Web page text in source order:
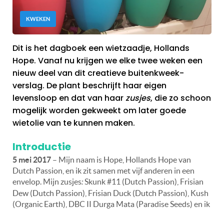
KWEKEN
Dit is het dagboek een wietzaadje, Hollands
Hope. Vanaf nu krijgen we elke twee weken een
nieuw deel van dit creatieve buitenkweek-
verslag. De plant beschrijft haar eigen
levensloop en dat van haarzusjes, die zo schoon
mogelijk worden gekweekt om later goede
wietolie van te kunnen maken.
Introductie
5 mei 2017 – Mijn naam is Hope, Hollands Hope van
Dutch Passion, en ik zit samen met vijf anderen in een
envelop. Mijn zusjes:Skunk #11 (Dutch Passion), Frisian
Dew (Dutch Passion), Frisian Duck (Dutch Passion), Kush
(Organic Earth), DBC II Durga Mata (Paradise Seeds) en ik